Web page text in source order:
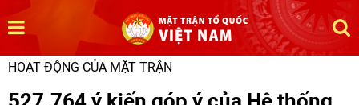
HOẠT ĐỘNG CỦA MẶT TRẬN